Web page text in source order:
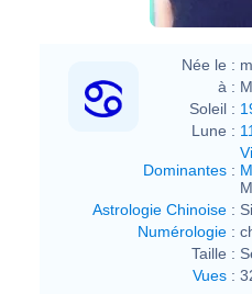
Née le :
à :
Soleil :
Lune :
Dominantes :
Astrologie Chinoise :
Numérologie :
Taille :
Vues :